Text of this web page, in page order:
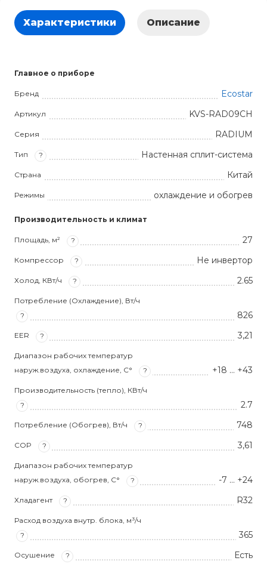
Характеристики Описание
Главное о приборе
Бренд Ecostar
Артикул KVS-RAD09CH
Серия RADIUM
Тип ? Настенная сплит-система
Страна Китай
Режимы охлаждение и обогрев
Производительность и климат
Площадь, м² ? 27
Компрессор ? Не инвертор
Холод, КВт/ч ? 2.65
Потребление (Охлаждение), Вт/ч
?
826
EER ? 3,21
Диапазон рабочих температур
наруж.воздуха, охлаждение, С°
? +18 … +43
Производительность (тепло), КВт/ч
?
2.7
Потребление (Обогрев), Вт/ч ? 748
COP ? 3,61
Диапазон рабочих температур
наруж.воздуха, обогрев, С°
? -7 … +24
Хладагент ? R32
Расход воздуха внутр. блока, м³/ч
?
365
Осушение ? Есть